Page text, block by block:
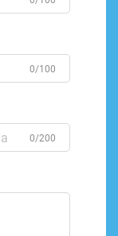
0/100
0/200